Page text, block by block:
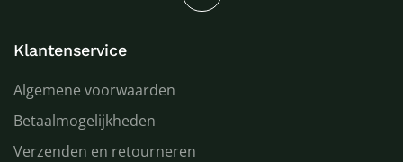
Klantenservice
Algemene voorwaarden
Betaalmogelijkheden
Verzenden en retourneren